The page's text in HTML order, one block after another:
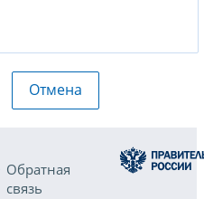
Отмена
Обратная
связь